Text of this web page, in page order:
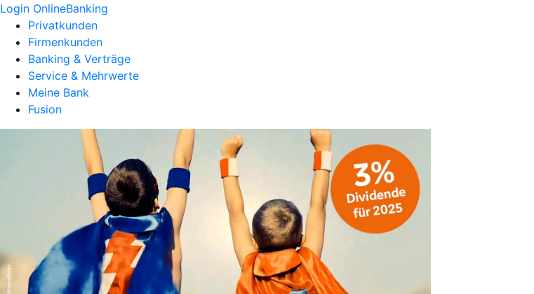
Login OnlineBanking
Privatkunden
Firmenkunden
Banking & Verträge
Service & Mehrwerte
Meine Bank
Fusion